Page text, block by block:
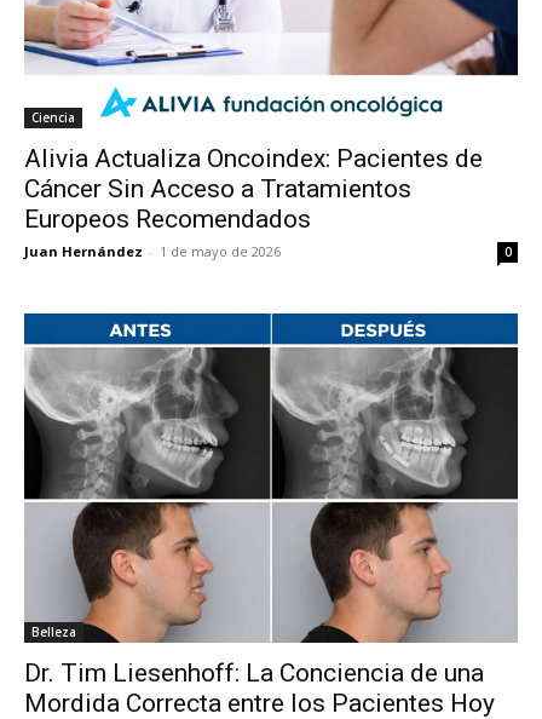
Ciencia
Alivia Actualiza Oncoindex: Pacientes de
Cáncer Sin Acceso a Tratamientos
Europeos Recomendados
Juan Hernández - 1 de mayo de 2026 0
Belleza
Dr. Tim Liesenhoff: La Conciencia de una
Mordida Correcta entre los Pacientes Hoy